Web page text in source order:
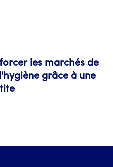
les marchés de
grâce à une